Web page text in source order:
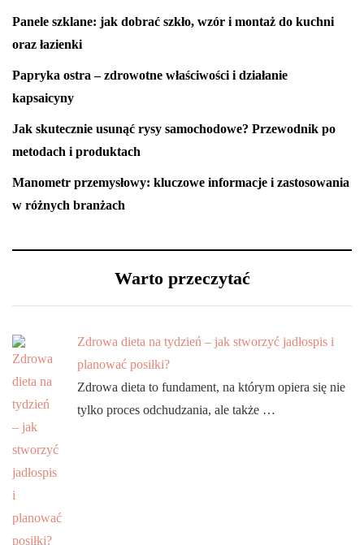
Panele szklane: jak dobrać szkło, wzór i montaż do kuchni
oraz łazienki
Papryka ostra – zdrowotne właściwości i działanie
kapsaicyny
Jak skutecznie usunąć rysy samochodowe? Przewodnik po
metodach i produktach
Manometr przemysłowy: kluczowe informacje i zastosowania
w różnych branżach
Warto przeczytać
Zdrowa dieta na tydzień – jak stworzyć jadłospis i
planować posiłki?
Zdrowa dieta to fundament, na którym opiera się nie
tylko proces odchudzania, ale także …